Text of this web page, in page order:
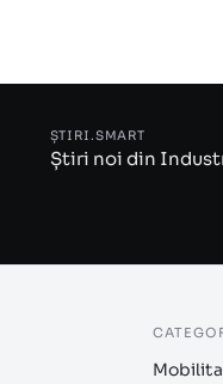
ȘTIRI.SMART
Știri noi din